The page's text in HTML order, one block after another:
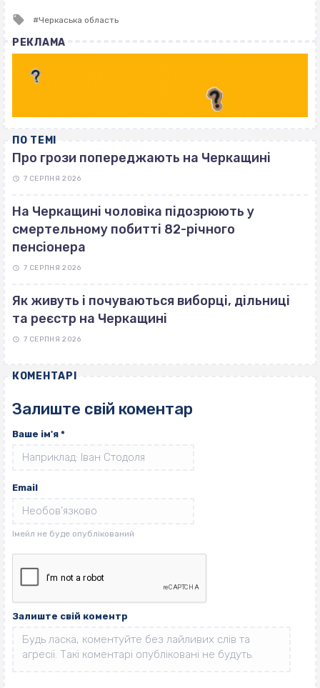
Tagged
Черкаська область
РЕКЛАМА
ПО ТЕМІ
Про грози попереджають на Черкащині
7 СЕРПНЯ 2026
На Черкащині чоловіка підозрюють у
смертельному побитті 82-річного
пенсіонера
7 СЕРПНЯ 2026
Як живуть і почуваються виборці, дільниці
та реєстр на Черкащині
7 СЕРПНЯ 2026
КОМЕНТАРІ
Залиште свій коментар
Ваше ім'я *
Email
Залиште свій коментр